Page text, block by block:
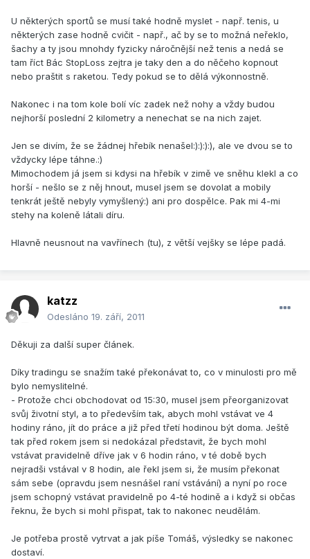
U některých sportů se musí také hodně myslet - např. tenis, u
některých zase hodně cvičit - např., ač by se to možná neřeklo,
šachy a ty jsou mnohdy fyzicky náročnější než tenis a nedá se
tam říct Bác StopLoss zejtra je taky den a do něčeho kopnout
nebo praštit s raketou. Tedy pokud se to dělá výkonnostně.
Nakonec i na tom kole bolí víc zadek než nohy a vždy budou
nejhorší poslední 2 kilometry a nenechat se na nich zajet.
Jen se divím, že se žádnej hřebík nenašel:):):):), ale ve dvou se to
vždycky lépe táhne.:)
Mimochodem já jsem si kdysi na hřebík v zimě ve sněhu klekl a co
horší - nešlo se z něj hnout, musel jsem se dovolat a mobily
tenkrát ještě nebyly vymyšlený:) ani pro dospělce. Pak mi 4-mi
stehy na koleně látali díru.
Hlavně neusnout na vavřínech (tu), z větší vejšky se lépe padá.
katzz
Odesláno 19. září, 2011
Děkuji za další super článek.
Díky tradingu se snažím také překonávat to, co v minulosti pro mě
bylo nemyslitelné.
- Protože chci obchodovat od 15:30, musel jsem přeorganizovat
svůj životní styl, a to především tak, abych mohl vstávat ve 4
hodiny ráno, jít do práce a již před třetí hodinou být doma. Ještě
tak před rokem jsem si nedokázal představit, že bych mohl
vstávat pravidelně dříve jak v 6 hodin ráno, v té době bych
nejradši vstával v 8 hodin, ale řekl jsem si, že musím překonat
sám sebe (opravdu jsem nesnášel raní vstávání) a nyní po roce
jsem schopný vstávat pravidelně po 4-té hodině a i když si občas
řeknu, že bych si mohl přispat, tak to nakonec neudělám.
Je potřeba prostě vytrvat a jak píše Tomáš, výsledky se nakonec
dostaví.